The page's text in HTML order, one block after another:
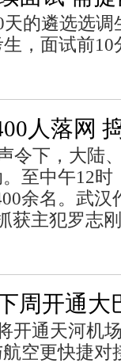
的遴选选
，面试前
人落网
令下，大陆
至中午12时
余名。武
获主犯罗志
周开通大
开通天河机
空更快捷对